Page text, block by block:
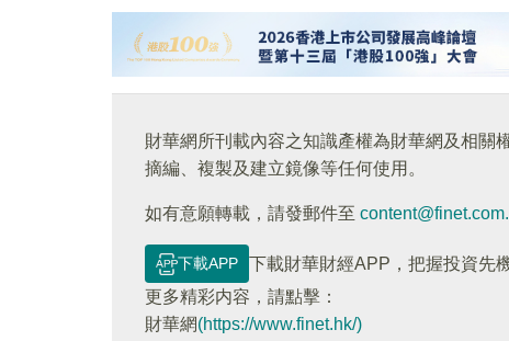
財華網所刊載內容之知識產權為財華網及相關
摘編、複製及建立鏡像等任何使用。
如有意願轉載，請發郵件至
下載APP
下載財華財經APP，把握投資先
更多精彩内容，請點擊：
財華網(https://www.finet.hk/)